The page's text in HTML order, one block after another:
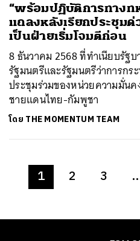
“พร้อมปฏิบัติการทาง
แถลงหลังเรียกประชุมด่
เป็นฝ่ายเริ่มโจมตีก่อน
8 ธันวาคม 2568 ที่ทำเนียบรัฐ
รัฐมนตรีและรัฐมนตรีว่าการก
ประชุมร่วมของหน่วยความมั่น
ชายแดนไทย-กัมพูชา
โดย THE MOMENTUM TEAM
1 2 3